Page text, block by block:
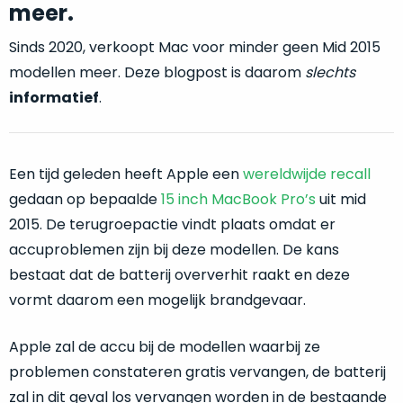
meer.
Sinds 2020, verkoopt Mac voor minder geen Mid 2015
modellen meer. Deze blogpost is daarom slechts
informatief.
Een tijd geleden heeft Apple eenwereldwijde recall
gedaan op bepaalde15 inch MacBook Pro’s uit mid
2015. De terugroepactie vindt plaats omdat er
accuproblemen zijn bij deze modellen. De kans
bestaat dat de batterij oververhit raakt en deze
vormt daarom een mogelijk brandgevaar.
Apple zal de accu bij de modellen waarbij ze
problemen constateren gratis vervangen, de batterij
zal in dit geval los vervangen worden in de bestaande
return”
“ongebruikt,
doos
eenmalig
zijn
van
onze
“als
nieuw”-
selectie:
nieuwstaat,
prijs.
Zo
bespaar
de
juiste
MacBook
te
kiezen.
je
eigenlijk
niet
precies
weet
waar
je
beginnen.
Wat
heb